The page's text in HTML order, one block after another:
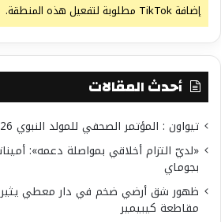
إضافة TikTok مطلوبة لتفعيل هذه المنطقة.
أحدث المقالات
تيواون : المؤتمر الصحفي للمولد النبوي 2026
«لديّ التزام أخلاقي بمواصلة دعمه»:
بجوماي
ظهور شق أرضي ضخم في دار معطي
مقاطعة كيبيمير